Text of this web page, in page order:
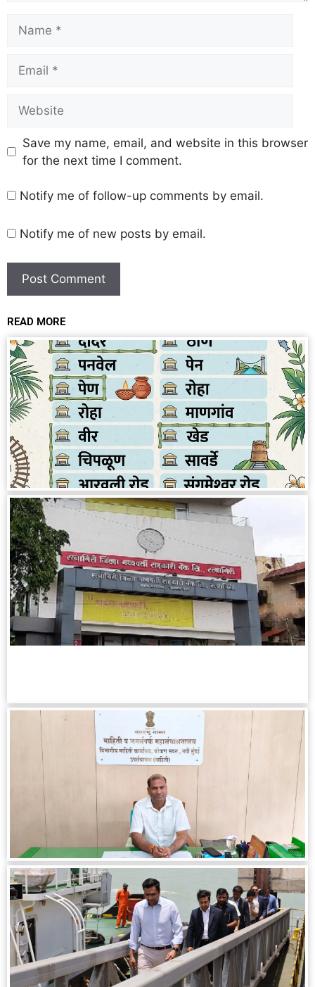
Save my name, email, and website in this browser
for the next time I comment.
Notify me of follow-up comments by email.
Notify me of new posts by email.
READ MORE